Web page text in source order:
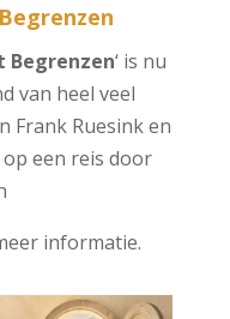
Begrenzen‘ is nu
van heel veel
Frank Ruesink en
een reis door
informatie.